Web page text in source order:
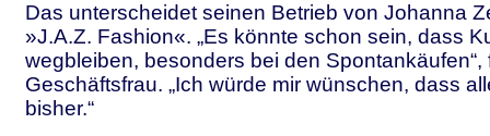
Das unterscheidet seinen Betrieb von Johanna
»J.A.Z. Fashion«. „Es könnte schon sein, dass
wegbleiben, besonders bei den Spontankäufen“,
Geschäftsfrau. „Ich würde mir wünschen, dass
bisher.“